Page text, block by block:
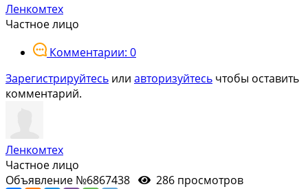
Ленкомтех
Частное лицо
Комментарии: 0
Зарегистрируйтесь или авторизуйтесь чтобы оставить
комментарий.
Ленкомтех
Частное лицо
Объявление №6867438
286 просмотров